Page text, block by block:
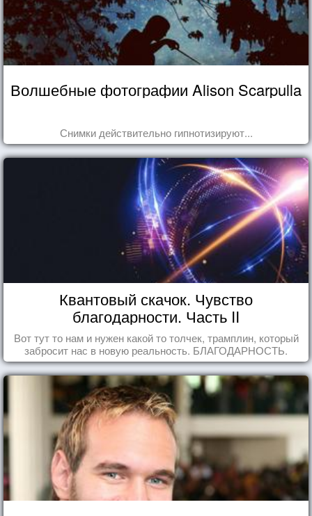
Волшебные фотографии Alison Scarpulla
Снимки действительно гипнотизируют...
Квантовый скачок. Чувство
благодарности. Часть II
Вот тут то нам и нужен какой то толчек, трамплин, который
забросит нас в новую реальность. БЛАГОДАРНОСТЬ.